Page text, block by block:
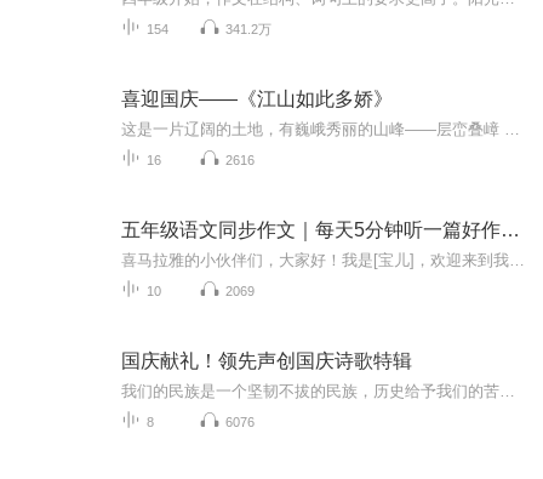
154 341.2万
喜迎国庆——《江山如此多娇》
16 2616
五年级语文同步作文｜每天5分钟听一篇好作文（人教版
10 2069
国庆献礼！领先声创国庆诗歌特辑
8 6076